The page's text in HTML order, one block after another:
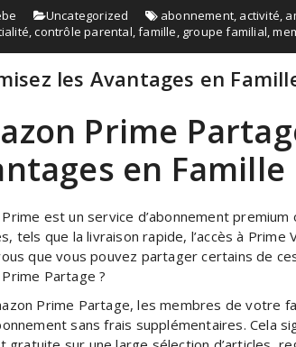
Uncategorized abonnement, activité,
,contrôle parental,famille, groupe familial,
les Avantages en
Prime
en Famille
est un service d’abonnement
tels que la livraison rapide, l’accès à
que vous pouvez partager certains de
Partage ?
Prime Partage, les membres de votre
sans frais supplémentaires. Cela